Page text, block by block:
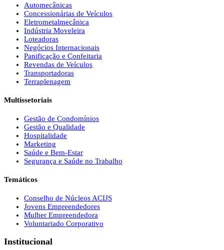
Automecânicas
Concessionárias de Veículos
Eletrometalmecânica
Indústria Moveleira
Loteadoras
Negócios Internacionais
Panificação e Confeitaria
Revendas de Veículos
Transportadoras
Terraplenagem
Multissetoriais
Gestão de Condomínios
Gestão e Qualidade
Hospitalidade
Marketing
Saúde e Bem-Estar
Segurança e Saúde no Trabalho
Temáticos
Conselho de Núcleos ACIJS
Jovens Empreendedores
Mulher Empreendedora
Voluntariado Corporativo
Institucional